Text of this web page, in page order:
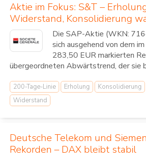
Aktie im Fokus: S&T –
Widerstand, Konsolidierung
Die SAP-Aktie (WKN:
sich ausgehend von dem
283,50 EUR markierten
übergeordneten Abwärtstrend, der sie
200-Tage-Linie Erholung Konsolidierung
Widerstand
Deutsche Telekom und
Rekorden – DAX bleibt stabil